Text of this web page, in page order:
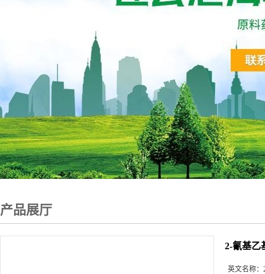
产品展厅
2-氰基乙
英文名称：